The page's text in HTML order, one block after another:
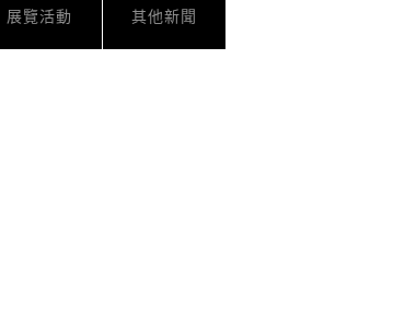
展覽活動 其他新聞